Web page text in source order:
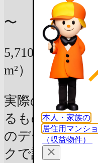
〜
5,710万円
m²）
実際の査定価
るものではな
のデータベー
クで計算した
本人・家族の
居住用マンシ
（収益物件）